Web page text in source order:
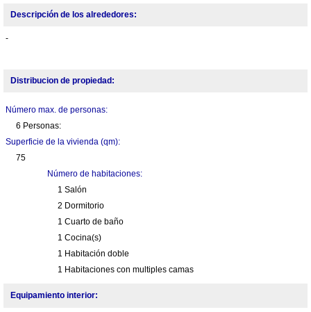
Descripción de los alrededores:
-
Distribucion de propiedad:
Número max. de personas:
6 Personas:
Superficie de la vivienda (qm):
75
Número de habitaciones:
1 Salón
2 Dormitorio
1 Cuarto de baño
1 Cocina(s)
1 Habitación doble
1 Habitaciones con multiples camas
Equipamiento interior: